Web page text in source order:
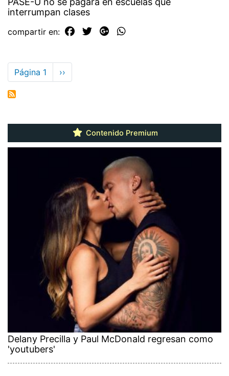
interrumpan clases
compartir en:
Paginación
Página 1
Siguiente
página
››
Contenido Premium
Delany Precilla y Paul McDonald regresan como
'youtubers'